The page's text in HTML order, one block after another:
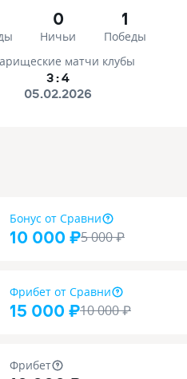
0
Ничьи
1
Победы
матчи клубы
3:4
05.02.2026
Бонус от Сравни
10 000 ₽5 000₽
Фрибет от Сравни
15 000 ₽10 000₽
Фрибет